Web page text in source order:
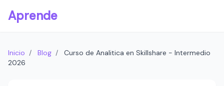
Aprende
Inicio / Blog /
Curso de Analitica en Skillshare - Intermedio
2026